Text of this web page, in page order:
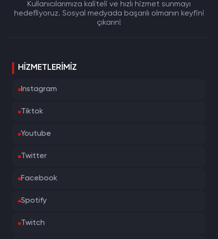
Kullanıcılarımıza kaliteli ve hızlı hizmet sunmayı
hedefliyoruz. Sosyal medyada başarılı olmanın keyfini
çıkarın!
HIZMETLERIMIZ
Instagram
Tiktok
Youtube
Twitter
Facebook
Spotify
Twitch